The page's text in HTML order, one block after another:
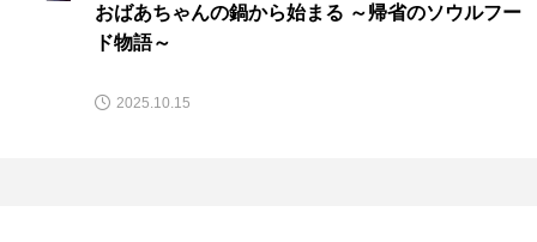
おばあちゃんの鍋から始まる ～帰省のソウルフー
ド物語～
2025.10.15